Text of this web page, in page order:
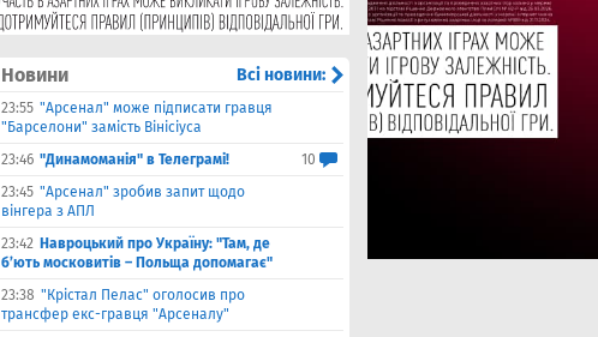
Новини Всі новини:
23:55 "Арсенал" може підписати гравця
"Барселони" замість Вінісіуса
23:46 "Динамоманія" в Телеграмі!
10
23:45 "Арсенал" зробив запит щодо
вінгера з АПЛ
23:42 Навроцький про Україну: "Там, де
б’ють московитів – Польща допомагає"
23:38 "Крістал Пелас" оголосив про
трансфер екс-гравця "Арсеналу"